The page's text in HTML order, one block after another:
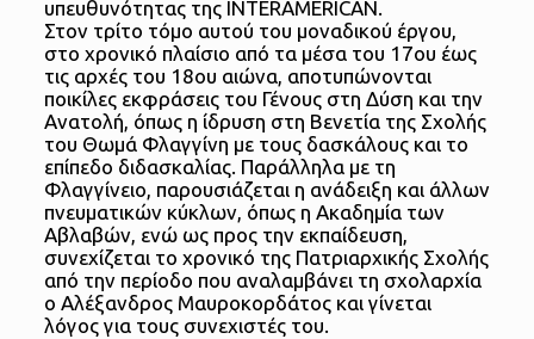
υπευθυνότητας της INTERAMERICAN.
Στον τρίτο τόμο αυτού του μοναδικού έργου,
στο χρονικό πλαίσιο από τα μέσα του 17ου έως
τις αρχές του 18ου αιώνα, αποτυπώνονται
ποικίλες εκφράσεις του Γένους στη Δύση και την
Ανατολή, όπως η ίδρυση στη Βενετία της Σχολής
του Θωμά Φλαγγίνη με τους δασκάλους και το
επίπεδο διδασκαλίας. Παράλληλα με τη
Φλαγγίνειο, παρουσιάζεται η ανάδειξη και άλλων
πνευματικών κύκλων, όπως η Ακαδημία των
Αβλαβών, ενώ ως προς την εκπαίδευση,
συνεχίζεται το χρονικό της Πατριαρχικής Σχολής
από την περίοδο που αναλαμβάνει τη σχολαρχία
ο Αλέξανδρος Μαυροκορδάτος και γίνεται
λόγος για τους συνεχιστές του.